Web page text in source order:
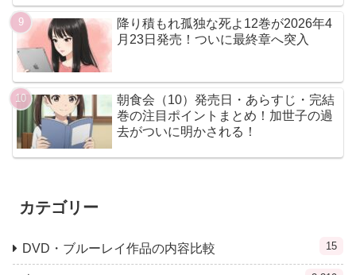
降り積もれ孤独な死よ12巻が2026年4
月23日発売！ついに最終章へ突入
朝食会（10）発売日・あらすじ・完結
巻の注目ポイントまとめ！加世子の過
去がついに明かされる！
カテゴリー
DVD・ブルーレイ作品の内容比較 15